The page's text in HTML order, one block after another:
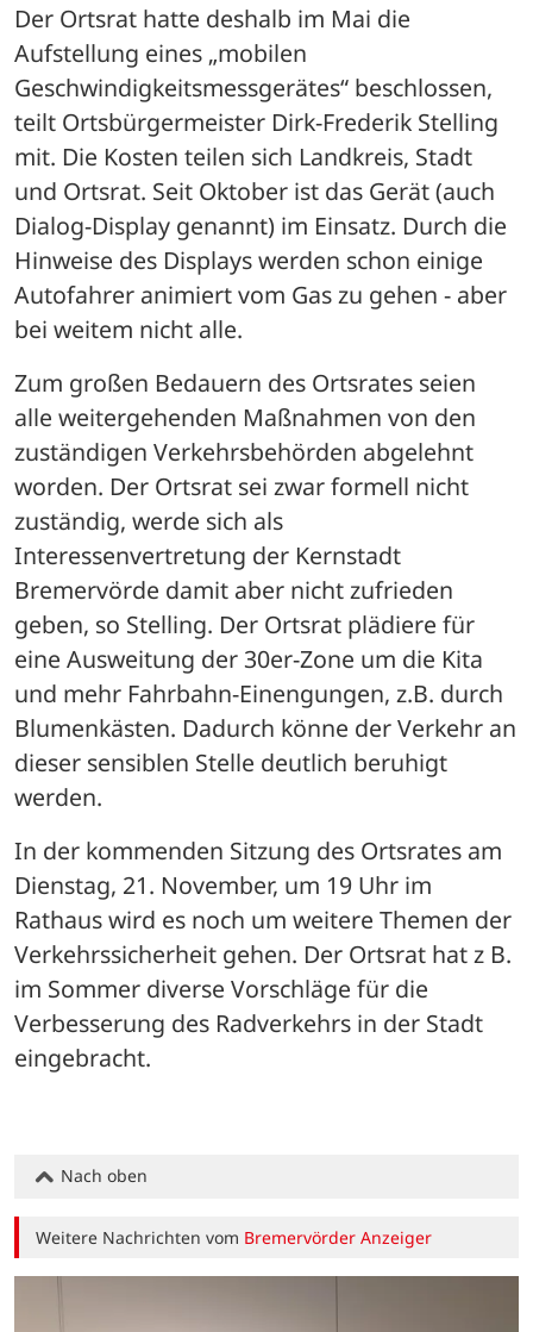
Der Ortsrat hatte deshalb im Mai die
Aufstellung eines „mobilen
Geschwindigkeitsmessgerätes“ beschlossen,
teilt Ortsbürgermeister Dirk-Frederik Stelling
mit. Die Kosten teilen sich Landkreis, Stadt
und Ortsrat. Seit Oktober ist das Gerät (auch
Dialog-Display genannt) im Einsatz. Durch die
Hinweise des Displays werden schon einige
Autofahrer animiert vom Gas zu gehen - aber
bei weitem nicht alle.
Zum großen Bedauern des Ortsrates seien
alle weitergehenden Maßnahmen von den
zuständigen Verkehrsbehörden abgelehnt
worden. Der Ortsrat sei zwar formell nicht
zuständig, werde sich als
Interessenvertretung der Kernstadt
Bremervörde damit aber nicht zufrieden
geben, so Stelling. Der Ortsrat plädiere für
eine Ausweitung der 30er-Zone um die Kita
und mehr Fahrbahn-Einengungen, z.B. durch
Blumenkästen. Dadurch könne der Verkehr an
dieser sensiblen Stelle deutlich beruhigt
werden.
In der kommenden Sitzung des Ortsrates am
Dienstag, 21. November, um 19 Uhr im
Rathaus wird es noch um weitere Themen der
Verkehrssicherheit gehen. Der Ortsrat hat z B.
im Sommer diverse Vorschläge für die
Verbesserung des Radverkehrs in der Stadt
eingebracht.
Nach oben
Weitere Nachrichten vom Bremervörder Anzeiger